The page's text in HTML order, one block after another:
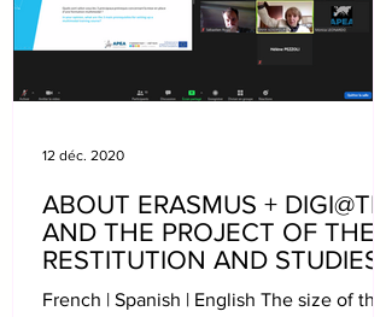
ABOUT ERASMUS +
AND THE PROJECT OF THE
RESTITUTION AND STUDIES
SEMINAR
French | Spanish | English The size of the
12 déc. 2020